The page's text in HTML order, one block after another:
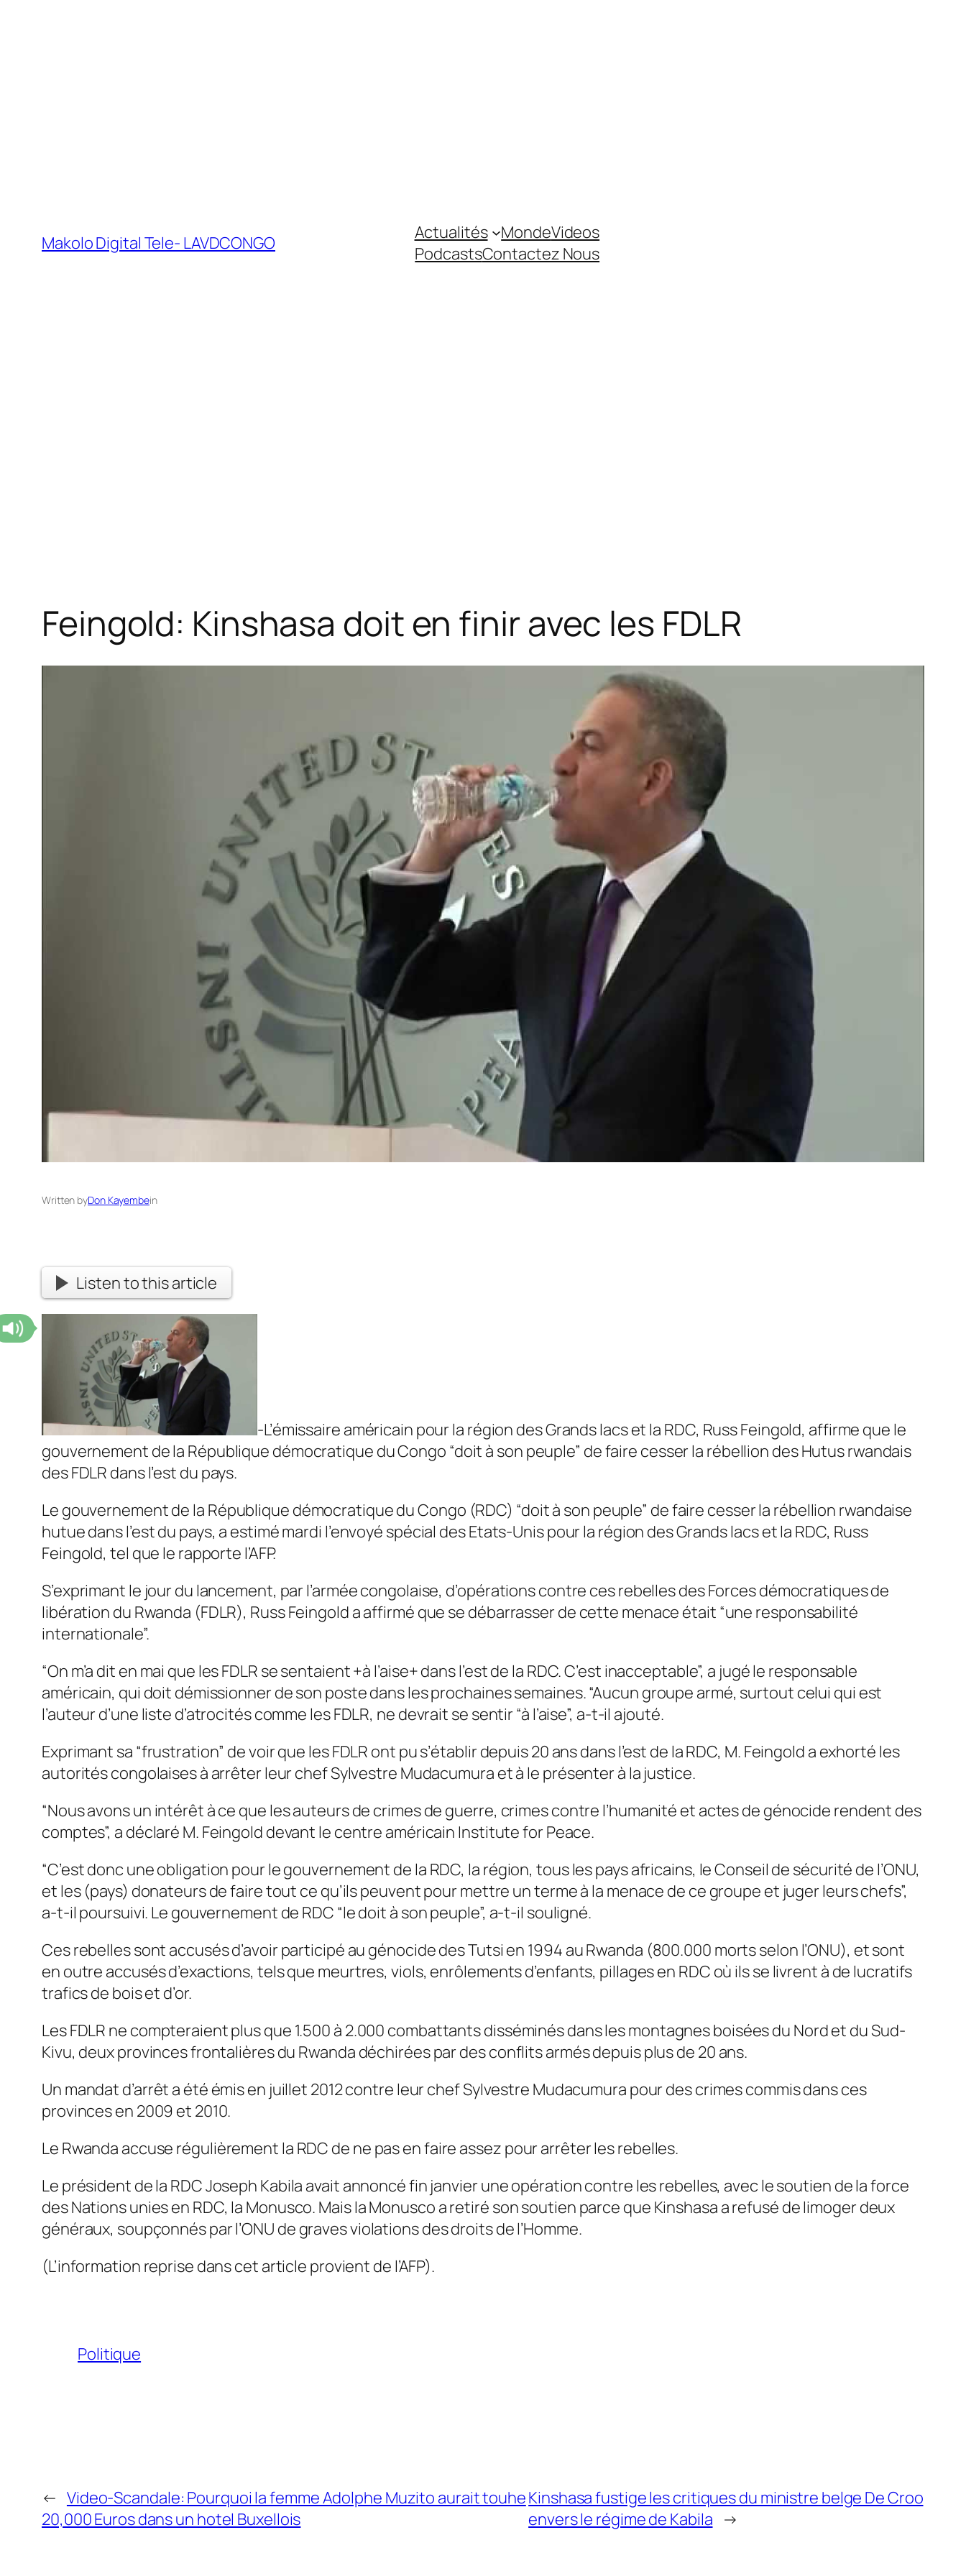
Makolo Digital Tele- LAVDCONGO Actualités MondeVideos
PodcastsContactez Nous
Feingold: Kinshasa doit en finir avec les FDLR
Written byDon Kayembein
Listen to this article
-L’émissaire américain pour la région des Grands lacs et la RDC, Russ Feingold, affirme que le
gouvernement de la République démocratique du Congo “doit à son peuple” de faire cesser la rébellion des Hutus rwandais
des FDLR dans l’est du pays.
Le gouvernement de la République démocratique du Congo (RDC) “doit à son peuple” de faire cesser la rébellion rwandaise
hutue dans l’est du pays, a estimé mardi l’envoyé spécial des Etats-Unis pour la région des Grands lacs et la RDC, Russ
Feingold, tel que le rapporte l’AFP.
S’exprimant le jour du lancement, par l’armée congolaise, d’opérations contre ces rebelles des Forces démocratiques de
libération du Rwanda (FDLR), Russ Feingold a affirmé que se débarrasser de cette menace était “une responsabilité
internationale”.
“On m’a dit en mai que les FDLR se sentaient +à l’aise+ dans l’est de la RDC. C’est inacceptable”, a jugé le responsable
américain, qui doit démissionner de son poste dans les prochaines semaines. “Aucun groupe armé, surtout celui qui est
l’auteur d’une liste d’atrocités comme les FDLR, ne devrait se sentir “à l’aise”, a-t-il ajouté.
Exprimant sa “frustration” de voir que les FDLR ont pu s’établir depuis 20 ans dans l’est de la RDC, M. Feingold a exhorté les
autorités congolaises à arrêter leur chef Sylvestre Mudacumura et à le présenter à la justice.
“Nous avons un intérêt à ce que les auteurs de crimes de guerre, crimes contre l’humanité et actes de génocide rendent des
comptes”, a déclaré M. Feingold devant le centre américain Institute for Peace.
“C’est donc une obligation pour le gouvernement de la RDC, la région, tous les pays africains, le Conseil de sécurité de l’ONU,
et les (pays) donateurs de faire tout ce qu’ils peuvent pour mettre un terme à la menace de ce groupe et juger leurs chefs”,
a-t-il poursuivi. Le gouvernement de RDC “le doit à son peuple”, a-t-il souligné.
Ces rebelles sont accusés d’avoir participé au génocide des Tutsi en 1994 au Rwanda (800.000 morts selon l’ONU), et sont
en outre accusés d’exactions, tels que meurtres, viols, enrôlements d’enfants, pillages en RDC où ils se livrent à de lucratifs
trafics de bois et d’or.
Les FDLR ne compteraient plus que 1.500 à 2.000 combattants disséminés dans les montagnes boisées du Nord et du Sud-
Kivu, deux provinces frontalières du Rwanda déchirées par des conflits armés depuis plus de 20 ans.
Un mandat d’arrêt a été émis en juillet 2012 contre leur chef Sylvestre Mudacumura pour des crimes commis dans ces
provinces en 2009 et 2010.
Le Rwanda accuse régulièrement la RDC de ne pas en faire assez pour arrêter les rebelles.
Le président de la RDC Joseph Kabila avait annoncé fin janvier une opération contre les rebelles, avec le soutien de la force
des Nations unies en RDC, la Monusco. Mais la Monusco a retiré son soutien parce que Kinshasa a refusé de limoger deux
généraux, soupçonnés par l’ONU de graves violations des droits de l’Homme.
(L’information reprise dans cet article provient de l’AFP).
Politique
← Video-Scandale: Pourquoi la femme Adolphe Muzito aurait touhe
20,000 Euros dans un hotel Buxellois
Kinshasa fustige les critiques du ministre belge De Croo
envers le régime de Kabila →